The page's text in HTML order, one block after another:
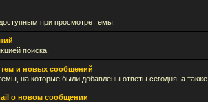
при просмотре темы.
поиска.
и новых сообщений
на которые были добавлены ответы сегодня, а
о новом сообщении